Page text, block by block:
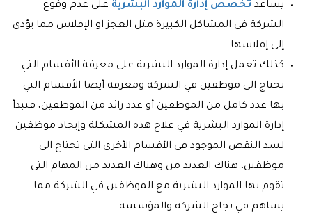
يساعد تخصص إدارة الموارد البشرية على عدم وقوع
الشركة في المشاكل الكبيرة مثل العجز او الإفلاس مما يؤدي
إلى إفلاسها.
كذلك تعمل إدارة الموارد البشرية على معرفة الأقسام التي
تحتاج الى موظفين في الشركة ومعرفة أيضا الأقسام التي
بها عدد كامل من الموظفين أو عدد زائد من الموظفين، فتبدأ
إدارة الموارد البشرية في علاج هذه المشكلة وإيجاد موظفين
لسد النقص الموجود في الأقسام الأخرى التي تحتاج الى
موظفين، هناك العديد من وهناك العديد من المهام التي
تقوم بها الموارد البشرية مع الموظفين في الشركة مما
يساهم في نجاح الشركة والمؤسسة.